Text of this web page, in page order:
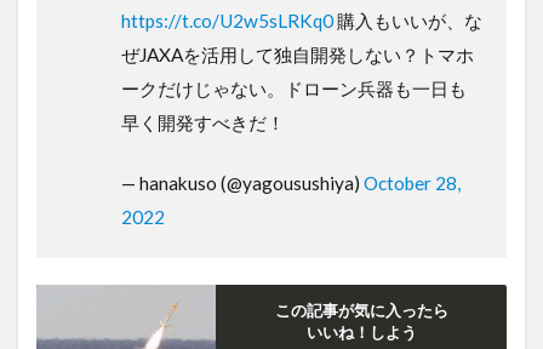
https://t.co/U2w5sLRKq0購入もいいが、な
ぜJAXAを活用して独自開発しない？トマホ
ークだけじゃない。ドローン兵器も一日も
早く開発すべきだ！
— hanakuso (@yagousushiya) October 28,
2022
この記事が気に入ったら
いいね！しよう